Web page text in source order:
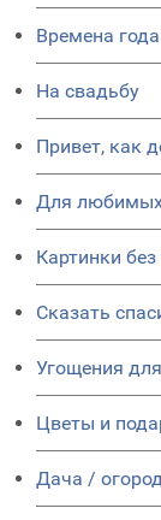
Времена года
На свадьбу
Привет, как
Для
Картинки без
Сказать
Угощения
Цветы и
Дача / огород